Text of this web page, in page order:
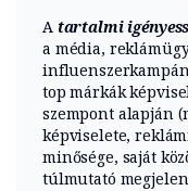
A tartalmi
a média,
top márkák
szempont alapján
képviselete,
minősége, saját
túlmutató